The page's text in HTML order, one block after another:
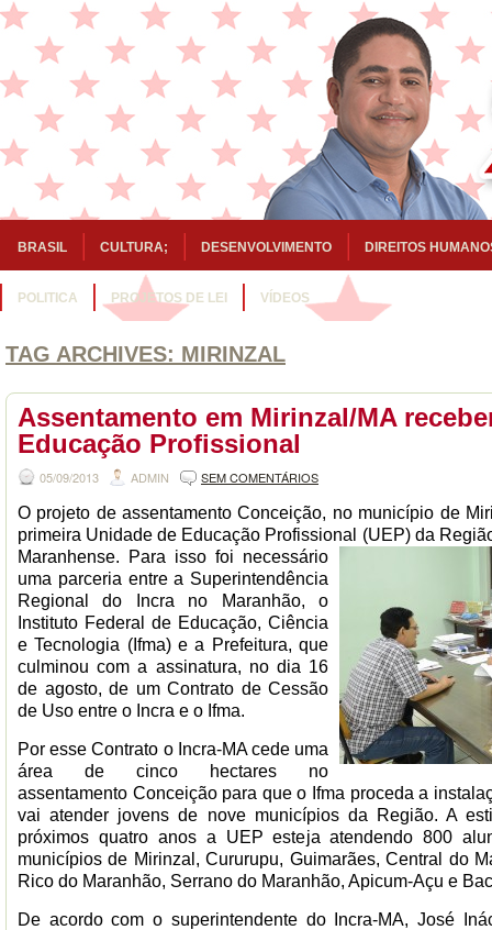
BRASIL CULTURA; DESENVOLVIMENTO DIREITOS
POLITICA PROJETOS DE LEI VÍDEOS
TAG ARCHIVES: MIRINZAL
Assentamento em Mirinzal/MA
Educação Profissional
05/09/2013 ADMIN SEM COMENTÁRIOS
O projeto de assentamento Conceição, no município de
primeira Unidade de Educação Profissional
(UEP) da
Maranhense. Para isso foi necessário
uma parceria entre a Superintendência
Regional do Incra no Maranhão, o
Instituto Federal de Educação, Ciência
e Tecnologia (Ifma) e a Prefeitura, que
culminou com a assinatura, no dia 16
de agosto, de um Contrato de Cessão
de Uso entre o Incra e o Ifma.
Por esse Contrato o Incra-MA cede uma
área de cinco hectares no
assentamento Conceição para que o Ifma proceda a
vai atender jovens de nove municípios da Região. A
próximos quatro anos a UEP esteja atendendo 800
municípios de Mirinzal, Cururupu, Guimarães, Central do
Rico do Maranhão, Serrano do Maranhão, Apicum-Açu e
De acordo com o superintendente do Incra-MA, José